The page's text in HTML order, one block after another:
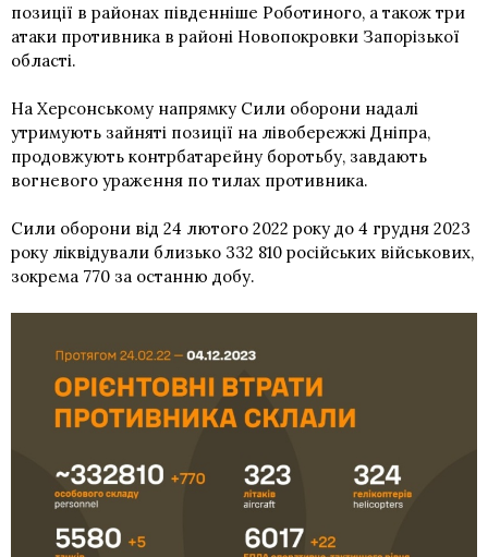
позиції в районах південніше Роботиного, а також три
атаки противника в районі Новопокровки Запорізької
області.
На Херсонському напрямку Сили оборони надалі
утримують зайняті позиції на лівобережжі Дніпра,
продовжують контрбатарейну боротьбу, завдають
вогневого ураження по тилах противника.
Сили оборони від 24 лютого 2022 року до 4 грудня 2023
року ліквідували близько 332 810 російських військових,
зокрема 770 за останню добу.